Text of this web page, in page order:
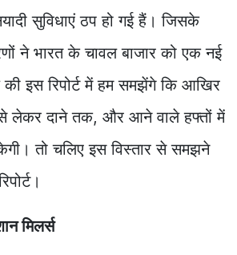
सुविधाएं ठप हो गई हैं। जिसके
ने भारत के चावल बाजार को एक नई
इस रिपोर्ट में हम समझेंगे कि आखिर
से लेकर दाने तक, और आने वाले हफ्तों में
तो चलिए इस विस्तार से समझने
मिलर्स